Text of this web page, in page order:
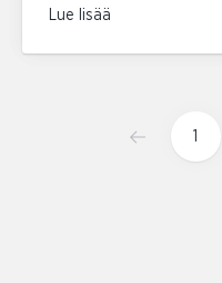
Lue lisää
1